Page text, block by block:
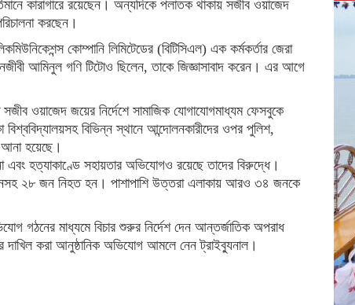
কারাগারে রয়েছেন। অন্যদিকে পলাতক থাকায় সজীব ওয়াজেদ
করছেন।
কোম্পানি লিমিটেডের (বিটিসিএল) এক কর্মকর্তার জেরা
আমিনুল গণি টিটোও ছিলেন, তাকে জিজ্ঞাসাবাদ করেন। এর আগে
ওয়াজেদ জয়ের নির্দেশে সামাজিক যোগাযোগমাধ্যম ফেসবুকে
বিভিন্ন স্থানে আন্দোলনকারীদের ওপর পুলিশ,
হয়েছে।
এবং হত্যাকাণ্ডে সহায়তার অভিযোগও রয়েছে তাদের বিরুদ্ধে।
২৮ জন নিহত হন। পাশাপাশি উত্তরা এলাকায় আরও ৩৪ জনকে
গঠনের মাধ্যমে বিচার শুরুর নির্দেশ দেন আন্তর্জাতিক অপরাধ
করা আনুষ্ঠানিক অভিযোগ আমলে নেন ট্রাইব্যুনাল।